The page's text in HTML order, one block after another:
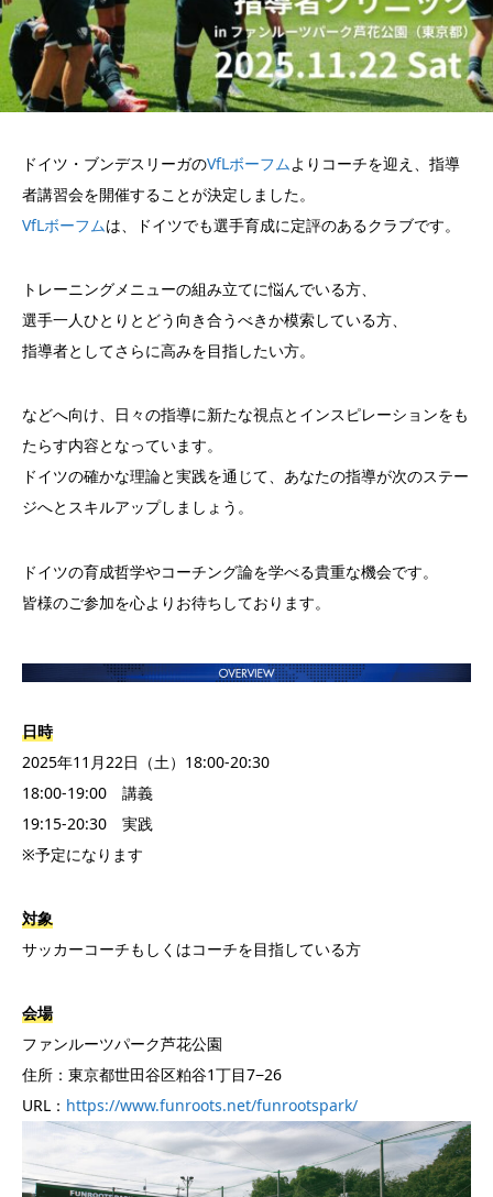
ドイツ・ブンデスリーガのVfLボーフム よりコーチを迎え、指導
者講習会を開催することが決定しました。
VfLボーフムは、ドイツでも選手育成に定評のあるクラブです。
トレーニングメニューの組み立てに悩んでいる方、
選手一人ひとりとどう向き合うべきか模索している方、
指導者としてさらに高みを目指したい方。
などへ向け、日々の指導に新たな視点とインスピレーションをも
たらす内容となっています。
ドイツの確かな理論と実践を通じて、あなたの指導が次のステー
ジへとスキルアップしましょう。
ドイツの育成哲学やコーチング論を学べる貴重な機会です。
皆様のご参加を心よりお待ちしております。
日時
2025年11月22日（土）18:00-20:30
18:00-19:00 講義
19:15-20:30 実践
※予定になります
対象
サッカーコーチもしくはコーチを目指している方
会場
ファンルーツパーク芦花公園
住所：東京都世田谷区粕谷1丁目7−26
URL： https://www.funroots.net/funrootspark/